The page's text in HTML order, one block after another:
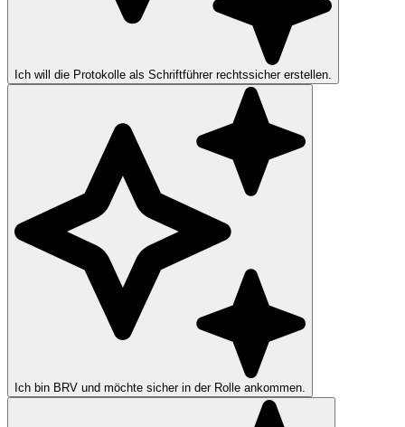
Ich will die Protokolle als Schriftführer rechtssicher erstellen.
Ich bin BRV und möchte sicher in der Rolle ankommen.